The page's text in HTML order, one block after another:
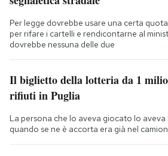
Per legge dovrebbe usare una certa
per rifare i cartelli e rendicontarne al
dovrebbe nessuna delle due
Il biglietto della lotteria da 1
rifiuti in Puglia
La persona che lo aveva giocato lo
quando se ne è accorta era già nel